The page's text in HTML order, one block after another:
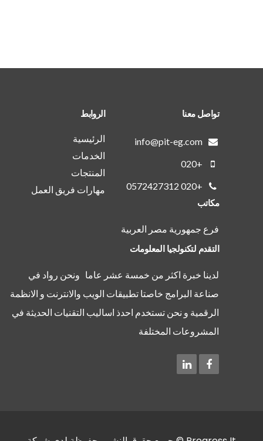
تواصل معنا
info@pit-eg.com
+020
+020 0572427312
الروابط
الرئيسية
الخدمات
المنتجات
مهارات فريق العمل
مكاتب
فرع جمهورية مصر العربية
التقدم لتكنولجيا المعلومات
لدينا خبرة اكثر من خمسة عشر عاما ونحن رواد في
صناعة البرامج خاصتا تطبيقات الويب والانترنت و الانظمة
الرقمية و نحن تستخدم احدذ اساليب التقنيات الحديثة في
المشروعات المختلفة